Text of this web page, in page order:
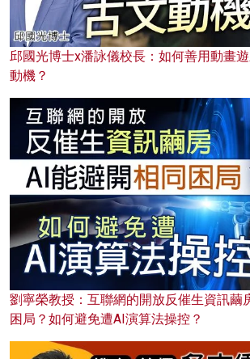
邱國光博士x潘詠儀校長：如何善用動畫
動機？
劉寧榮教授：互聯網的開放反催生資訊繭
困局？如何避免遭AI演算法操控？